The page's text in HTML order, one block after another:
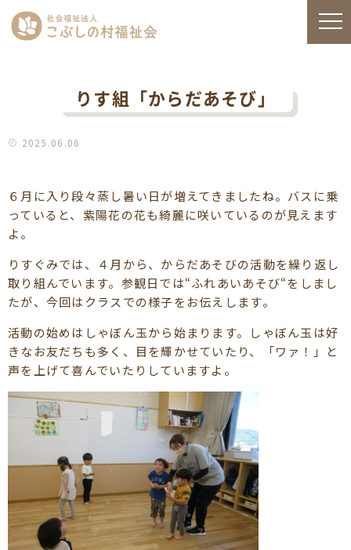
りす組「からだあそび」
2025.06.06
６月に入り段々蒸し暑い日が増えてきましたね。バスに乗
っていると、紫陽花の花も綺麗に咲いているのが見えます
よ。
りすぐみでは、４月から、からだあそびの活動を繰り返し
取り組んでいます。参観日では“ふれあいあそび“をしまし
たが、今回はクラスでの様子をお伝えします。
活動の始めはしゃぼん玉から始まります。しゃぼん玉は好
きなお友だちも多く、目を輝かせていたり、「ワァ！」と
声を上げて喜んでいたりしていますよ。